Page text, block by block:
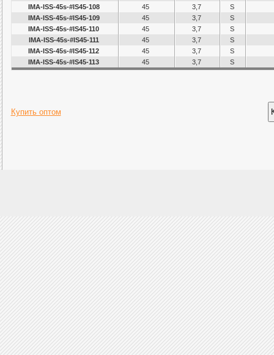
IMA-ISS-45s-#IS45-108
45 3,7
S
IMA-ISS-45s-#IS45-109
45 3,7
S
IMA-ISS-45s-#IS45-110
45 3,7
S
IMA-ISS-45s-#IS45-111
45 3,7
S
IMA-ISS-45s-#IS45-112
45 3,7
S
IMA-ISS-45s-#IS45-113
45 3,7 S
Купить оптом